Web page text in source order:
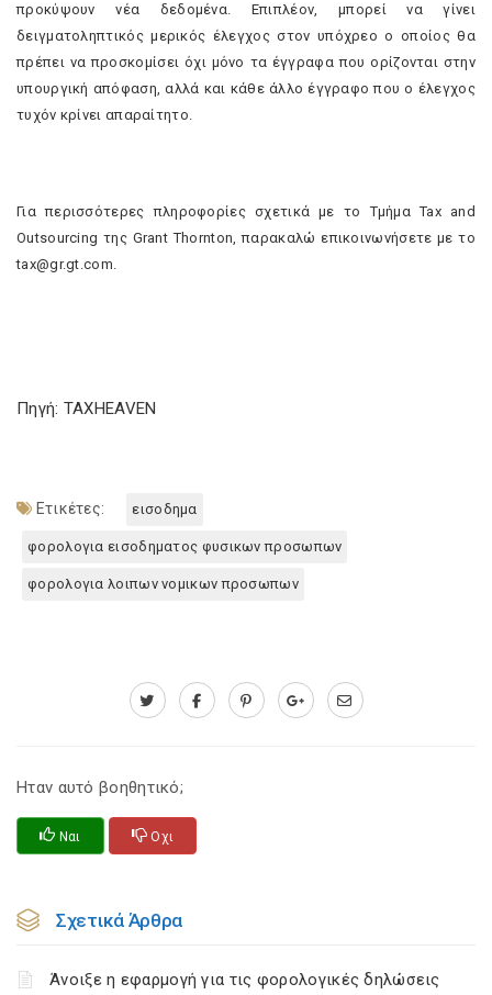
προκύψουν νέα δεδομένα. Επιπλέον, μπορεί να γίνει
δειγματοληπτικός μερικός έλεγχος στον υπόχρεο ο οποίος θα
πρέπει να προσκομίσει όχι μόνο τα έγγραφα που ορίζονται στην
υπουργική απόφαση, αλλά και κάθε άλλο έγγραφο που ο έλεγχος
τυχόν κρίνει απαραίτητο.
Για περισσότερες πληροφορίες σχετικά με το Τμήμα Tax and
Outsourcing της Grant Thornton, παρακαλώ επικοινωνήσετε με το
tax@gr.gt.com.
Πηγή: TAXHEAVEN
Ετικέτες: εισοδημα
φορολογια εισοδηματος φυσικων προσωπων
φορολογια λοιπων νομικων προσωπων
Ηταν αυτό βοηθητικό;
Ναι Οχι
Σχετικά Άρθρα
Άνοιξε η εφαρμογή για τις φορολογικές δηλώσεις